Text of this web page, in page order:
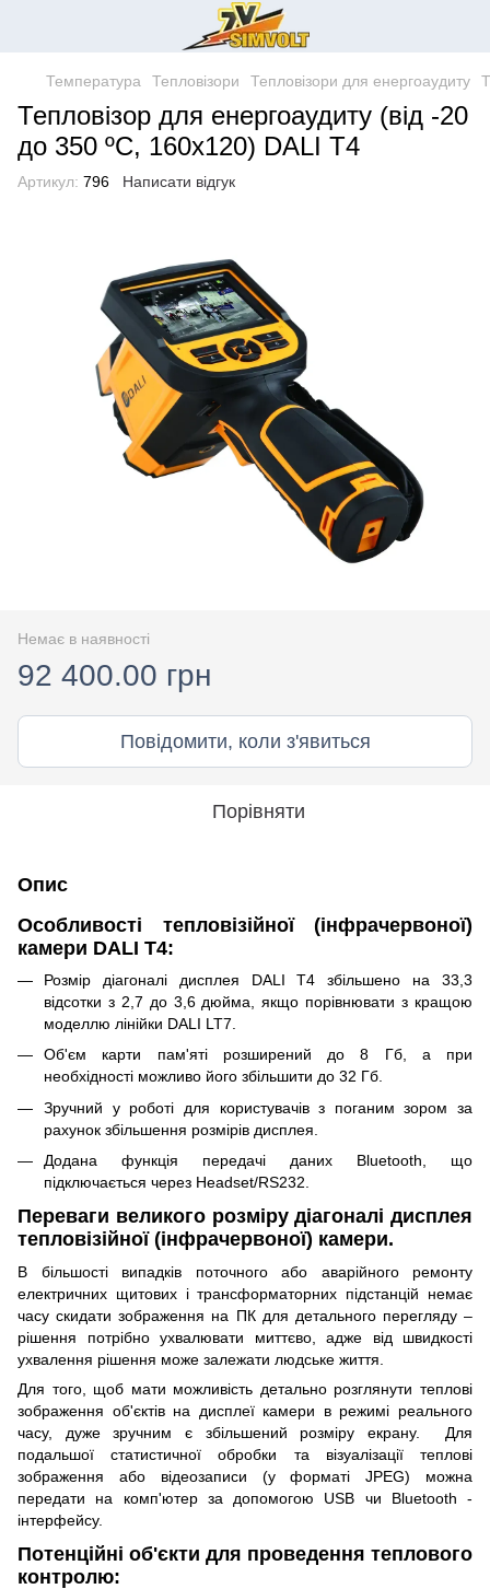
Температура Тепловізори Тепловізори для енергоаудиту
Тепловізор для енергоаудиту (від -20
до 350 ºC, 160х120) DALI T4
Артикул: 796 Написати відгук
Немає в наявності
92 400.00 грн
Повідомити, коли з'явиться
Порівняти
Опис
Особливості тепловізійної (інфрачервоної)
камери DALI T4:
Розмір діагоналі дисплея DALI T4 збільшено на 33,3
відсотки з 2,7 до 3,6 дюйма, якщо порівнювати з кращою
моделлю лінійки DALI LT7.
Об'єм карти пам'яті розширений до 8 Гб, а при
необхідності можливо його збільшити до 32 Гб.
Зручний у роботі для користувачів з поганим зором за
рахунок збільшення розмірів дисплея.
Додана функція передачі даних Bluetooth, що
підключається через Headset/RS232.
Переваги великого розміру діагоналі дисплея
тепловізійної (інфрачервоної) камери.
В більшості випадків поточного або аварійного ремонту
електричних щитових і трансформаторних підстанцій немає
часу скидати зображення на ПК для детального перегляду –
рішення потрібно ухвалювати миттєво, адже від швидкості
ухвалення рішення може залежати людське життя.
Для того, щоб мати можливість детально розглянути теплові
зображення об'єктів на дисплеї камери в режимі реального
часу, дуже зручним є збільшений розміру екрану. Для
подальшої статистичної обробки та візуалізації теплові
зображення або відеозаписи (у форматі JPEG) можна
передати на комп'ютер за допомогою USB чи Bluetooth -
інтерфейсу.
Потенційні об'єкти для проведення теплового
контролю: